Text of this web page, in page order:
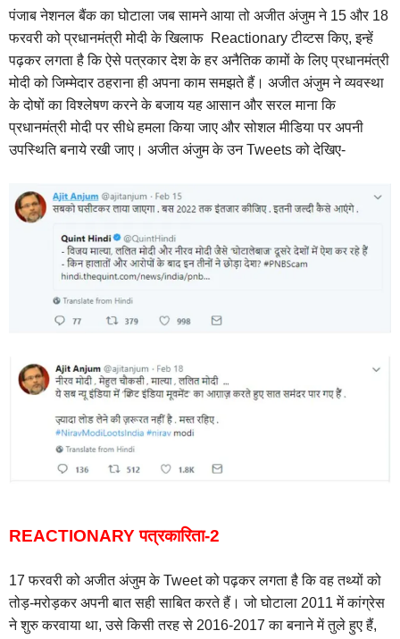
पंजाब नेशनल बैंक का घोटाला जब सामने आया तो अजीत अंजुम ने 15 और 18
फरवरी को प्रधानमंत्री मोदी के खिलाफ Reactionary टीव्टस किए, इन्हें
पढ़कर लगता है कि ऐसे पत्रकार देश के हर अनैतिक कामों के लिए प्रधानमंत्री
मोदी को जिम्मेदार ठहराना ही अपना काम समझते हैं। अजीत अंजुम ने व्यवस्था
के दोषों का विश्लेषण करने के बजाय यह आसान और सरल माना कि
प्रधानमंत्री मोदी पर सीधे हमला किया जाए और सोशल मीडिया पर अपनी
उपस्थिति बनाये रखी जाए। अजीत अंजुम के उन Tweets को देखिए-
REACTIONARY पत्रकारिता-2
17 फरवरी को अजीत अंजुम के Tweet को पढ़कर लगता है कि वह तथ्यों को
तोड़-मरोड़कर अपनी बात सही साबित करते हैं। जो घोटाला 2011 में कांग्रेस
ने शुरु करवाया था, उसे किसी तरह से 2016-2017 का बनाने में तुले हुए हैं,